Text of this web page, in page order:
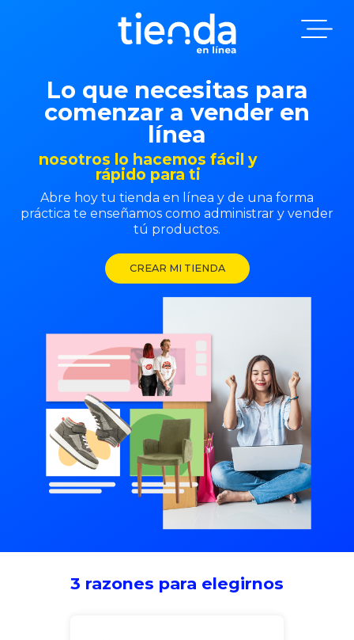
Lo que necesitas para
comenzar a vender en
línea
nosotros lo hacemos fácil y
rápido para ti
Abre hoy tu tienda en línea y de una forma
práctica te enseñamos como administrar y vender
tú productos.
CREAR MI TIENDA
3 razones para elegirnos